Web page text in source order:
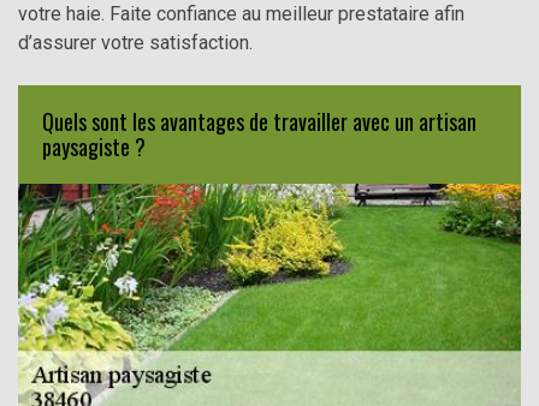
votre haie. Faite confiance au meilleur prestataire afin
d’assurer votre satisfaction.
Quels sont les avantages de travailler avec un artisan
paysagiste ?